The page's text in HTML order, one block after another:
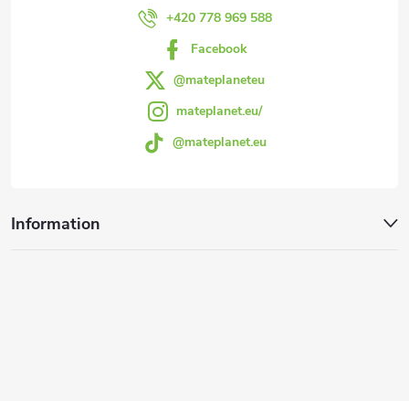
e
+420 778 969 588
Facebook
@mateplaneteu
mateplanet.eu/
@mateplanet.eu
Information